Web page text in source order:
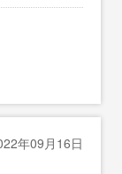
年09月16日